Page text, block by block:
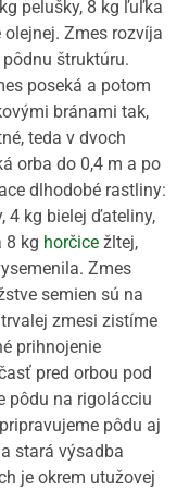
pelušky, 8 kg ľuľka
Zmes rozvíja
štruktúru.
poseká a potom
bránami tak,
teda v dvoch
orba do 0,4 m a po
dlhodobé rastliny:
4 kg bielej ďateliny,
8 kg horčice žltej,
Zmes
semien sú na
zmesi zistíme
prihnojenie
pred orbou pod
pôdu na rigolácciu
pôdu aj
stará výsadba
je okrem utužovej